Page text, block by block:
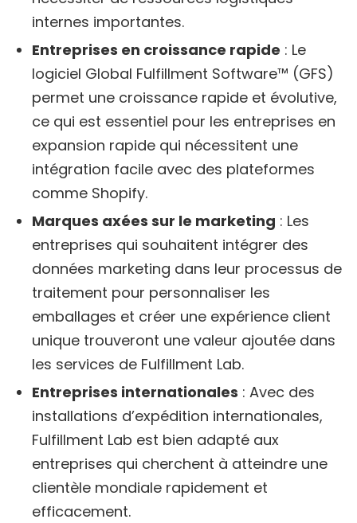
internes importantes.
Entreprises en croissance rapide : Le
logiciel Global Fulfillment Software™ (GFS)
permet une croissance rapide et évolutive,
ce qui est essentiel pour les entreprises en
expansion rapide qui nécessitent une
intégration facile avec des plateformes
comme Shopify.
Marques axées sur le marketing : Les
entreprises qui souhaitent intégrer des
données marketing dans leur processus de
traitement pour personnaliser les
emballages et créer une expérience client
unique trouveront une valeur ajoutée dans
les services de Fulfillment Lab.
Entreprises internationales : Avec des
installations d’expédition internationales,
Fulfillment Lab est bien adapté aux
entreprises qui cherchent à atteindre une
clientèle mondiale rapidement et
efficacement.